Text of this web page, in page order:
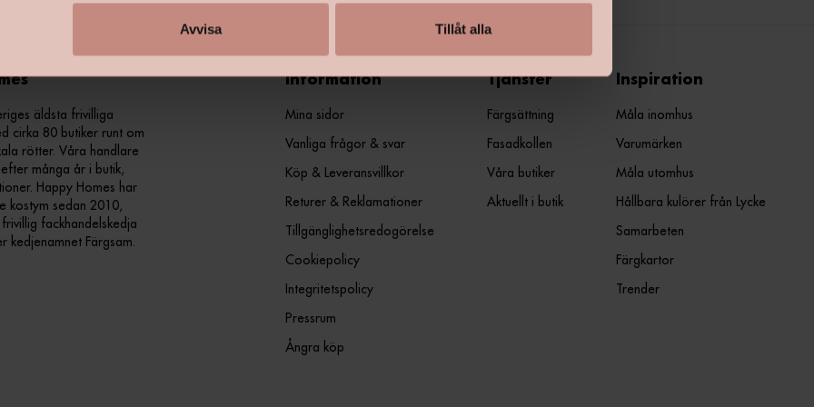
Avvisa Tillåt alla
äldsta frivilliga
cirka 80 butiker runt om
rötter. Våra handlare
många år i butik,
Happy Homes har
kostym sedan 2010,
fackhandelskedja
kedjenamnet Färgsam.
Information
Mina sidor
Vanliga frågor & svar
Köp & Leveransvillkor
Returer & Reklamationer
Tillgänglighetsredogörelse
Cookiepolicy
Integritetspolicy
Pressrum
Ångra köp
Tjänster
Färgsättning
Fasadkollen
Våra butiker
Aktuellt i butik
Inspiration
Måla inomhus
Varumärken
Måla utomhus
Hållbara kulörer från Lycke
Samarbeten
Färgkartor
Trender